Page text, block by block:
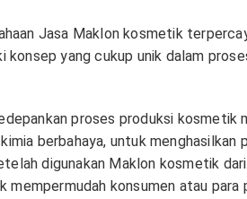
Jasa Maklon kosmetik
konsep yang cukup unik dalam
proses produksi kosmetik
berbahaya, untuk menghasilkan
digunakan Maklon kosmetik
mempermudah konsumen atau para